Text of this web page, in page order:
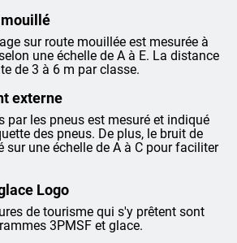
sur route mouillée est mesurée à
une échelle de A à E. La distance
de 3 à 6 m par classe.
externe
par les pneus est mesuré et indiqué
des pneus. De plus, le bruit de
sur une échelle de A à C pour faciliter
Logo
de tourisme qui s'y prêtent sont
3PMSF et glace.